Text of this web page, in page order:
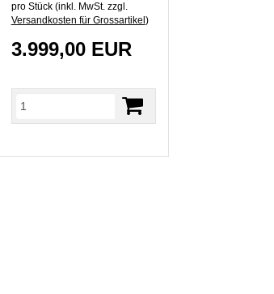
pro Stück (inkl. MwSt. zzgl.
Versandkosten für Grossartikel )
3.999,00 EUR